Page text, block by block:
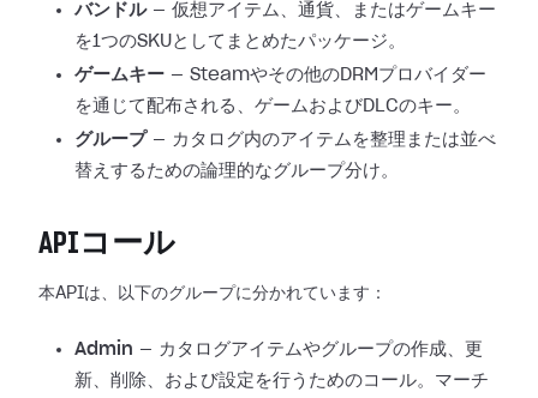
バンドル— 仮想アイテム、通貨、またはゲームキー
を1つのSKUとしてまとめたパッケージ。
ゲームキー — Steamやその他のDRMプロバイダー
を通じて配布される、ゲームおよびDLCのキー。
グループ — カタログ内のアイテムを整理または並べ
替えするための論理的なグループ分け。
APIコール
本APIは、以下のグループに分かれています：
Admin — カタログアイテムやグループの作成、更
新、削除、および設定を行うためのコール。マーチ